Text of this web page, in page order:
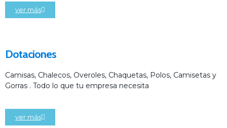
ver más
Dotaciones
Camisas, Chalecos, Overoles, Chaquetas, Polos, Camisetas y
Gorras . Todo lo que tu empresa necesita
ver más